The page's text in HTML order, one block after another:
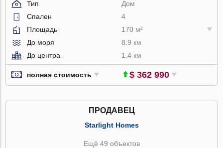
Тип
Дом
Спален
4
Площадь
170 м²
До моря
8.9 км
До центра
1.4 км
полная стоимость $ 362 990
ПРОДАВЕЦ
Starlight Homes
Ещё 49 объектов